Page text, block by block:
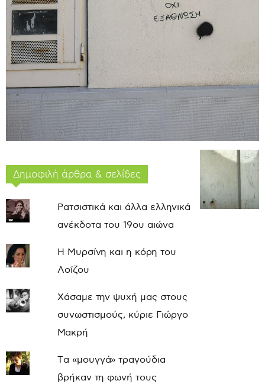
Δημοφιλή άρθρα & σελίδες
Ρατσιστικά και άλλα ελληνικά
ανέκδοτα του 19ου αιώνα
Η Μυρσίνη και η κόρη του
Λοΐζου
Χάσαμε την ψυχή μας στους
συνωστισμούς, κύριε Γιώργο
Μακρή
Τα «μουγγά» τραγούδια
βρήκαν τη φωνή τους